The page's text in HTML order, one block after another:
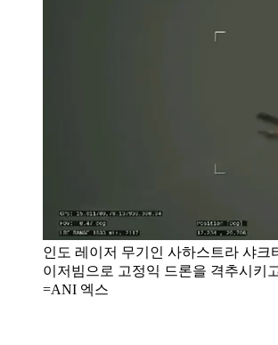
인도 레이저 무기인 사하스트라 샤크
이저빔으로 고정익 드론을 격추시키
=ANI 엑스